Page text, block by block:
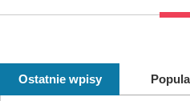
Ostatnie wpisy